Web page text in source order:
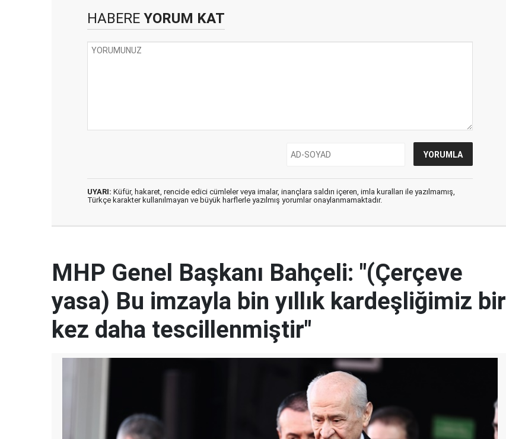
HABERE YORUM KAT
UYARI: Küfür, hakaret, rencide edici cümleler veya imalar, inançlara saldırı içeren, imla kuralları ile yazılmamış,
Türkçe karakter kullanılmayan ve büyük harflerle yazılmış yorumlar onaylanmamaktadır.
MHP Genel Başkanı Bahçeli: "(Çerçeve
yasa) Bu imzayla bin yıllık kardeşliğimiz bir
kez daha tescillenmiştir"